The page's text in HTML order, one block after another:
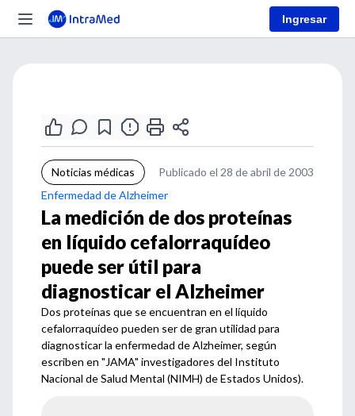
Ingresar
Noticias médicas
Publicado el 28 de abril de 2003
Enfermedad de Alzheimer
La medición de dos proteínas
en líquido cefalorraquídeo
puede ser útil para
diagnosticar el Alzheimer
Dos proteínas que se encuentran en el líquido
cefalorraquídeo pueden ser de gran utilidad para
diagnosticar la enfermedad de Alzheimer, según
escriben en "JAMA" investigadores del Instituto
Nacional de Salud Mental (NIMH) de Estados Unidos).